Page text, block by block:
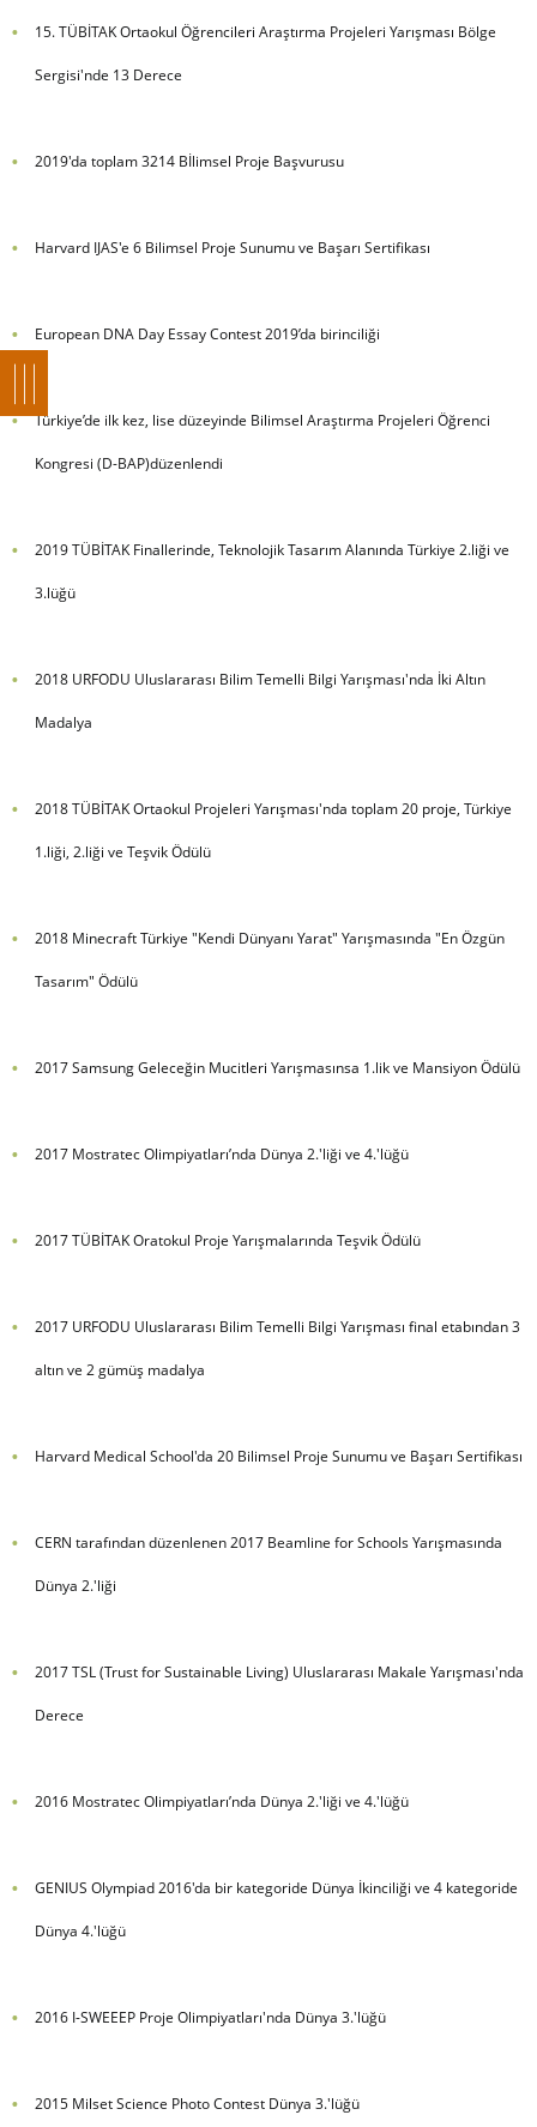
15. TÜBİTAK Ortaokul Öğrencileri Araştırma Projeleri Yarışması Bölge
Sergisi'nde 13 Derece
2019'da toplam 3214 Bİlimsel Proje Başvurusu
Harvard IJAS'e 6 Bilimsel Proje Sunumu ve Başarı Sertifikası
European DNA Day Essay Contest 2019’da birinciliği
Türkiye’de ilk kez, lise düzeyinde Bilimsel Araştırma Projeleri Öğrenci
Kongresi (D-BAP)düzenlendi
2019 TÜBİTAK Finallerinde, Teknolojik Tasarım Alanında Türkiye 2.liği ve
3.lüğü
2018 URFODU Uluslararası Bilim Temelli Bilgi Yarışması'nda İki Altın
Madalya
2018 TÜBİTAK Ortaokul Projeleri Yarışması'nda toplam 20 proje, Türkiye
1.liği, 2.liği ve Teşvik Ödülü
2018 Minecraft Türkiye "Kendi Dünyanı Yarat" Yarışmasında "En Özgün
Tasarım" Ödülü
2017 Samsung Geleceğin Mucitleri Yarışmasınsa 1.lik ve Mansiyon Ödülü
2017 Mostratec Olimpiyatları’nda Dünya 2.'liği ve 4.'lüğü
2017 TÜBİTAK Oratokul Proje Yarışmalarında Teşvik Ödülü
2017 URFODU Uluslararası Bilim Temelli Bilgi Yarışması final etabından 3
altın ve 2 gümüş madalya
Harvard Medical School'da 20 Bilimsel Proje Sunumu ve Başarı Sertifikası
CERN tarafından düzenlenen 2017 Beamline for Schools Yarışmasında
Dünya 2.'liği
2017 TSL (Trust for Sustainable Living) Uluslararası Makale Yarışması'nda
Derece
2016 Mostratec Olimpiyatları’nda Dünya 2.'liği ve 4.'lüğü
GENIUS Olympiad 2016'da bir kategoride Dünya İkinciliği ve 4 kategoride
Dünya 4.'lüğü
2016 I-SWEEEP Proje Olimpiyatları'nda Dünya 3.'lüğü
2015 Milset Science Photo Contest Dünya 3.'lüğü